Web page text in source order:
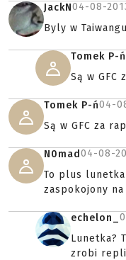
JackN04-08-
Byly w
Tomek P-ń
Są w GFC
Tomek P-ń04-
Są w GFC za
N0mad04-08-
To plus
zaspokojony
echelon_
Lunetka?
zrobi